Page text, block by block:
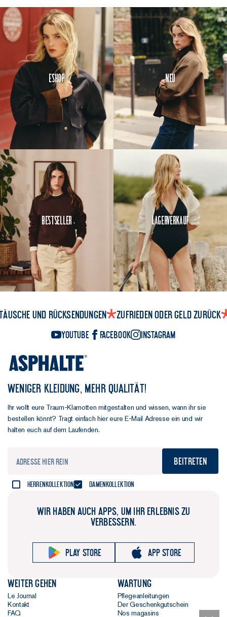
Eshop Neu
Bestseller Lagerverkauf
und Rücksendungen Zufrieden oder Geld zurück
YouTube Facebook Instagram
WENIGER KLEIDUNG, MEHR QUALITÄT!
Ihr wollt eure Traum-Klamotten mitgestalten und wissen, wann ihr sie
bestellen könnt? Tragt einfach hier eure E-Mail Adresse ein und wir
halten euch auf dem Laufenden.
Beitreten
Herrenkollektion Damenkollektion
WIR HABEN AUCH APPS, UM IHR ERLEBNIS ZU
VERBESSERN.
Play store App store
Weiter gehen
Le Journal
Kontakt
FAQ
Wartung
Pflegeanleitungen
Der Geschenkgutschein
Nos magasins